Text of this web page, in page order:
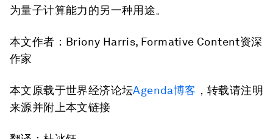
为量子计算能力的另一种用途。
本文作者：Briony Harris, Formative Content资深
作家
本文原载于世界经济论坛Agenda博客 ，转载请注明
来源并附上本文链接